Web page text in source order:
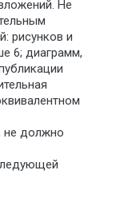
Не
рисунков и
6; диаграмм,
не должно